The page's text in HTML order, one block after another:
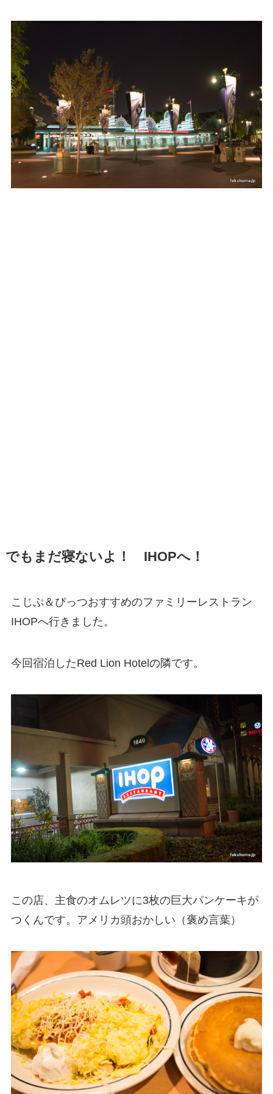
でもまだ寝ないよ！ IHOPへ！
こじぷ＆ぴっつおすすめのファミリーレストラン
IHOPへ行きました。
今回宿泊したRed Lion Hotelの隣です。
この店、主食のオムレツに3枚の巨大パンケーキが
つくんです。アメリカ頭おかしい（褒め言葉）